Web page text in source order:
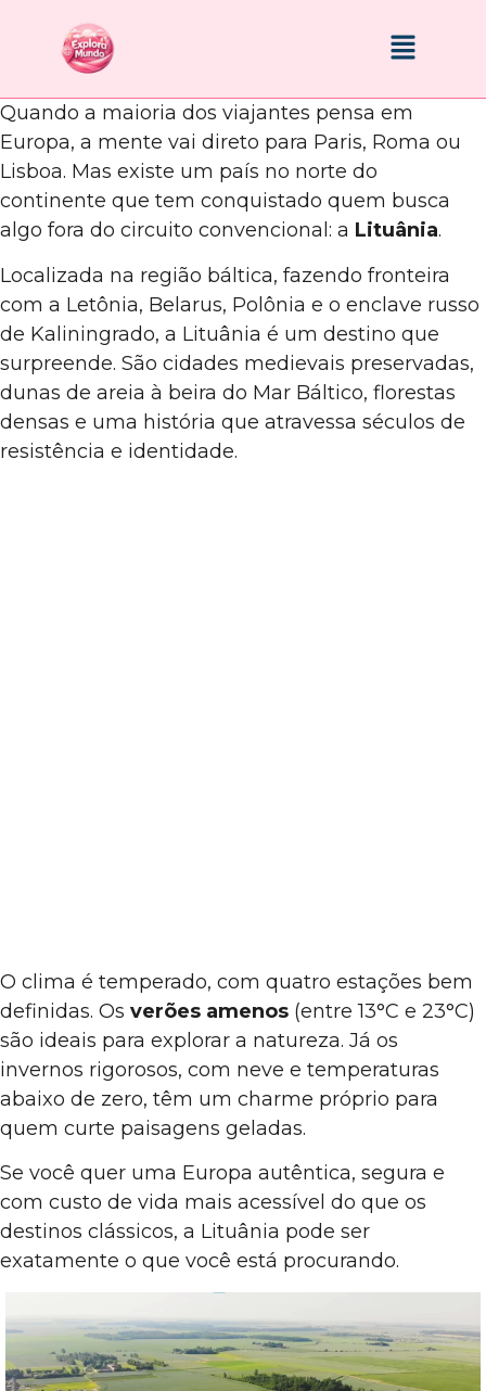
Quando a maioria dos viajantes pensa em
Europa, a mente vai direto para Paris, Roma ou
Lisboa. Mas existe um país no norte do
continente que tem conquistado quem busca
algo fora do circuito convencional: a Lituânia.
Localizada na região báltica, fazendo fronteira
com a Letônia, Belarus, Polônia e o enclave russo
de Kaliningrado, a Lituânia é um destino que
surpreende. São cidades medievais preservadas,
dunas de areia à beira do Mar Báltico, florestas
densas e uma história que atravessa séculos de
resistência e identidade.
O clima é temperado, com quatro estações bem
definidas. Os verões amenos (entre 13°C e 23°C)
são ideais para explorar a natureza. Já os
invernos rigorosos, com neve e temperaturas
abaixo de zero, têm um charme próprio para
quem curte paisagens geladas.
Se você quer uma Europa autêntica, segura e
com custo de vida mais acessível do que os
destinos clássicos, a Lituânia pode ser
exatamente o que você está procurando.